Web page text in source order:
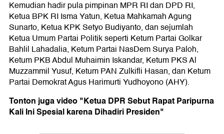
Kemudian hadir pula pimpinan MPR RI dan DPD RI,
Ketua BPK RI Isma Yatun, Ketua Mahkamah Agung
Sunarto, Ketua KPK Setyo Budiyanto, dan sejumlah
Ketua Umum Partai Politik seperti Ketum Partai Golkar
Bahlil Lahadalia, Ketum Partai NasDem Surya Paloh,
Ketum PKB Abdul Muhaimin Iskandar, Ketum PKS Al
Muzzammil Yusuf, Ketum PAN Zulkifli Hasan, dan Ketum
Partai Demokrat Agus Harimurti Yudhoyono (AHY).
Tonton juga video "Ketua DPR Sebut Rapat Paripurna
Kali Ini Spesial karena Dihadiri Presiden"